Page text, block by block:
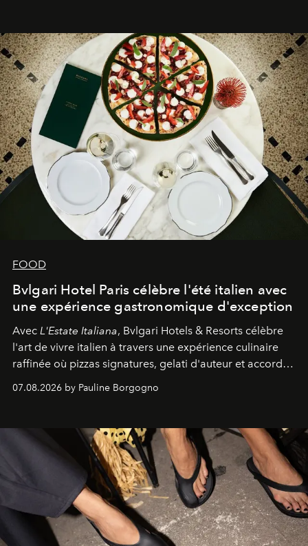
FOOD
Bvlgari Hotel Paris célèbre l'été italien avec
une expérience gastronomique d'exception
Avec L'Estate Italiana, Bvlgari Hotels & Resorts célèbre
l'art de vivre italien à travers une expérience culinaire
raffinée où pizzas signatures, gelati d'auteur et accords
07.08.2026 by Pauline Borgogno